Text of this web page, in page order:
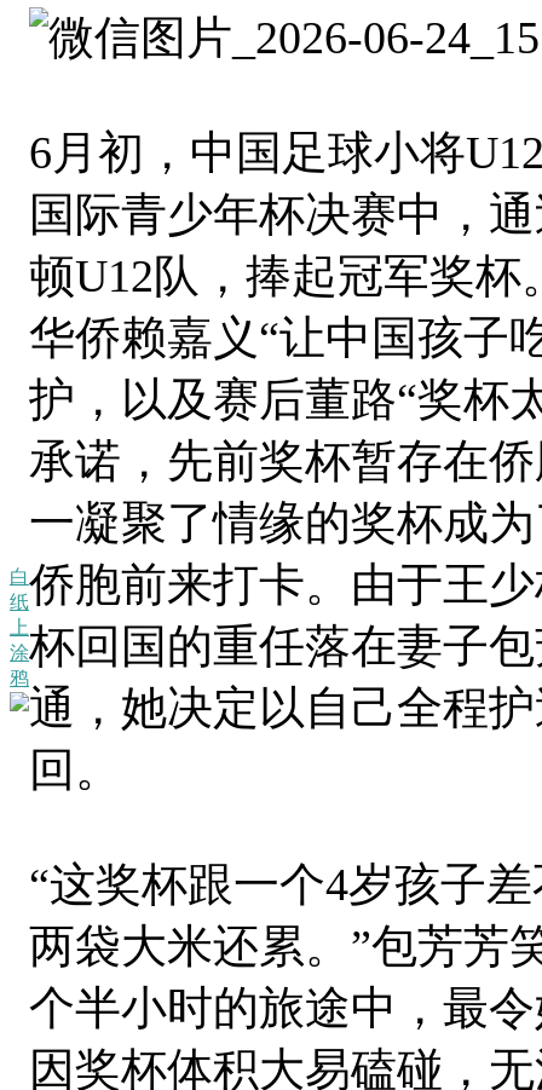
白
纸
上
涂
鸦
6月初，中国足球小将
国际青少年杯决赛中，
顿U12队，捧起冠军奖
华侨赖嘉义“让中国孩子
护，以及赛后董路“奖杯
承诺，先前奖杯暂存在
一凝聚了情缘的奖杯成
侨胞前来打卡。由于王
杯回国的重任落在妻子
通，她决定以自己全程
回。
“这奖杯跟一个4岁孩子
两袋大米还累。”包芳芳
个半小时的旅途中，最
因奖杯体积大易磕碰，